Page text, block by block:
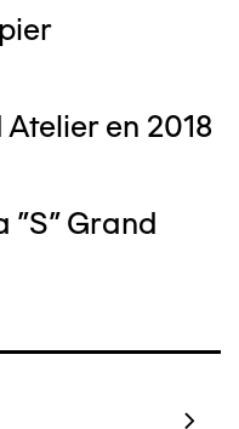
en 2018
"S" Grand